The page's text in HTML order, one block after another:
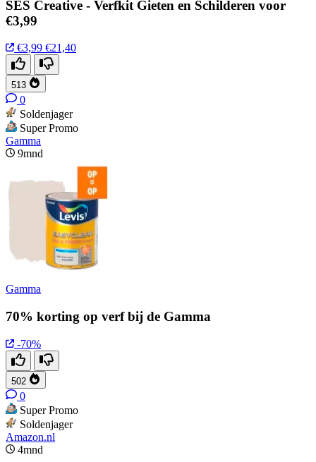
SES Creative - Verfkit Gieten en Schilderen voor
€3,99
€3,99 €21,40
513
0
Soldenjager
Super Promo
Gamma
9mnd
Gamma
70% korting op verf bij de Gamma
-70%
502
0
Super Promo
Soldenjager
Amazon.nl
4mnd